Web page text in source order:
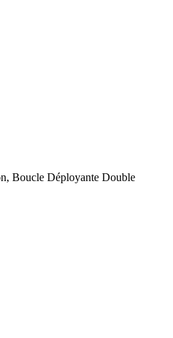
Boucle Déployante Double